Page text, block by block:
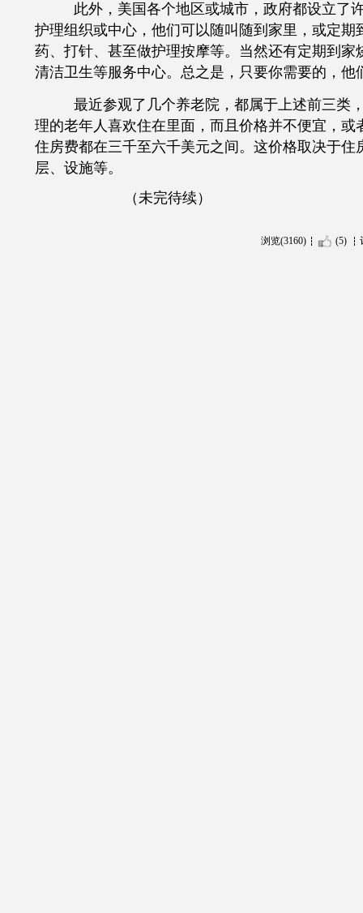
此外，美国各个地区或城市，政府都设立了
护理组织或中心，他们可以随叫随到家里，或定期
药、打针、甚至做护理按摩等。当然还有定期到家
清洁卫生等服务中心。总之是，只要你需要的，他
最近参观了几个养老院，都属于上述前三类
理的老年人喜欢住在里面，而且价格并不便宜，或
住房费都在三千至六千美元之间。这价格取决于住
层、设施等。
（未完待续）
浏览(3160) (5)